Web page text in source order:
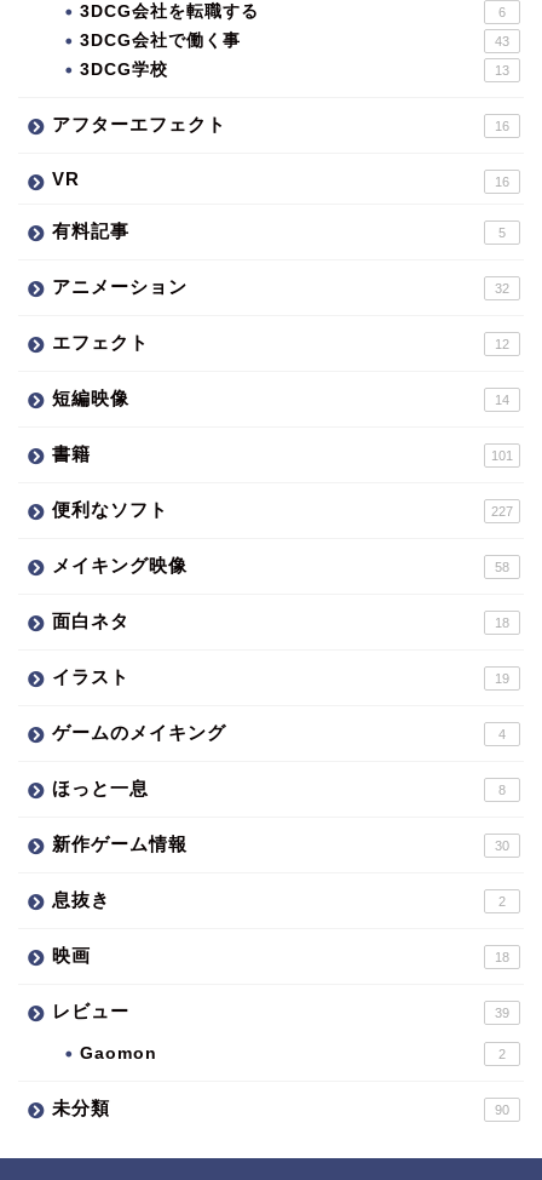
3DCG会社を転職する 6
3DCG会社で働く事 43
3DCG学校 13
アフターエフェクト 16
VR 16
有料記事 5
アニメーション 32
エフェクト 12
短編映像 14
書籍 101
便利なソフト 227
メイキング映像 58
面白ネタ 18
イラスト 19
ゲームのメイキング 4
ほっと一息 8
新作ゲーム情報 30
息抜き 2
映画 18
レビュー 39
Gaomon 2
未分類 90